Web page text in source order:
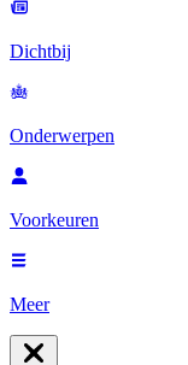
Dichtbij
Onderwerpen
Voorkeuren
Meer